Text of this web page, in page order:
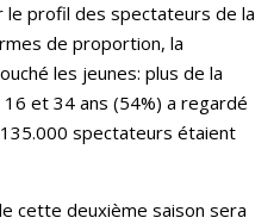
le profil des spectateurs de la
de proportion, la
les jeunes: plus de la
et 34 ans (54%) a regardé
spectateurs étaient
cette deuxième saison sera